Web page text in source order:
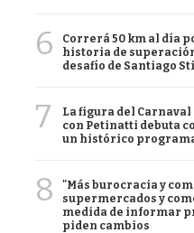
6
Correrá 50 km al día
historia de
desafío de Santiago
7
La figura del Carnaval
con Petinatti debuta
un histórico
8
"Más burocracia y
supermercados y
medida de informar
piden cambios